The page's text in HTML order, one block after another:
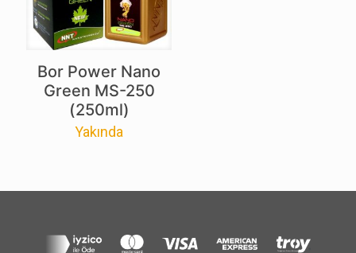
Bor Power Nano
Green MS-250
(250ml)
Yakında